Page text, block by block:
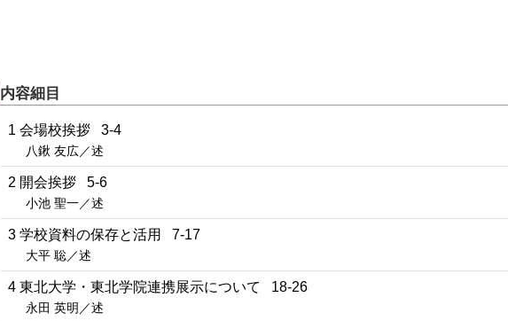
内容細目
1 会場校挨拶 3-4
八鍬 友広／述
2 開会挨拶 5-6
小池 聖一／述
3 学校資料の保存と活用 7-17
大平 聡／述
4 東北大学・東北学院連携展示について 18-26
永田 英明／述